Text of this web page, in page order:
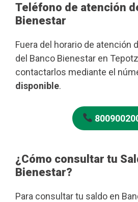
Teléfono de atención
Bienestar
Fuera del horario de atención
del Banco Bienestar en
contactarlos mediante el
disponible.
¿Cómo consultar tu
Bienestar?
Para consultar tu saldo en